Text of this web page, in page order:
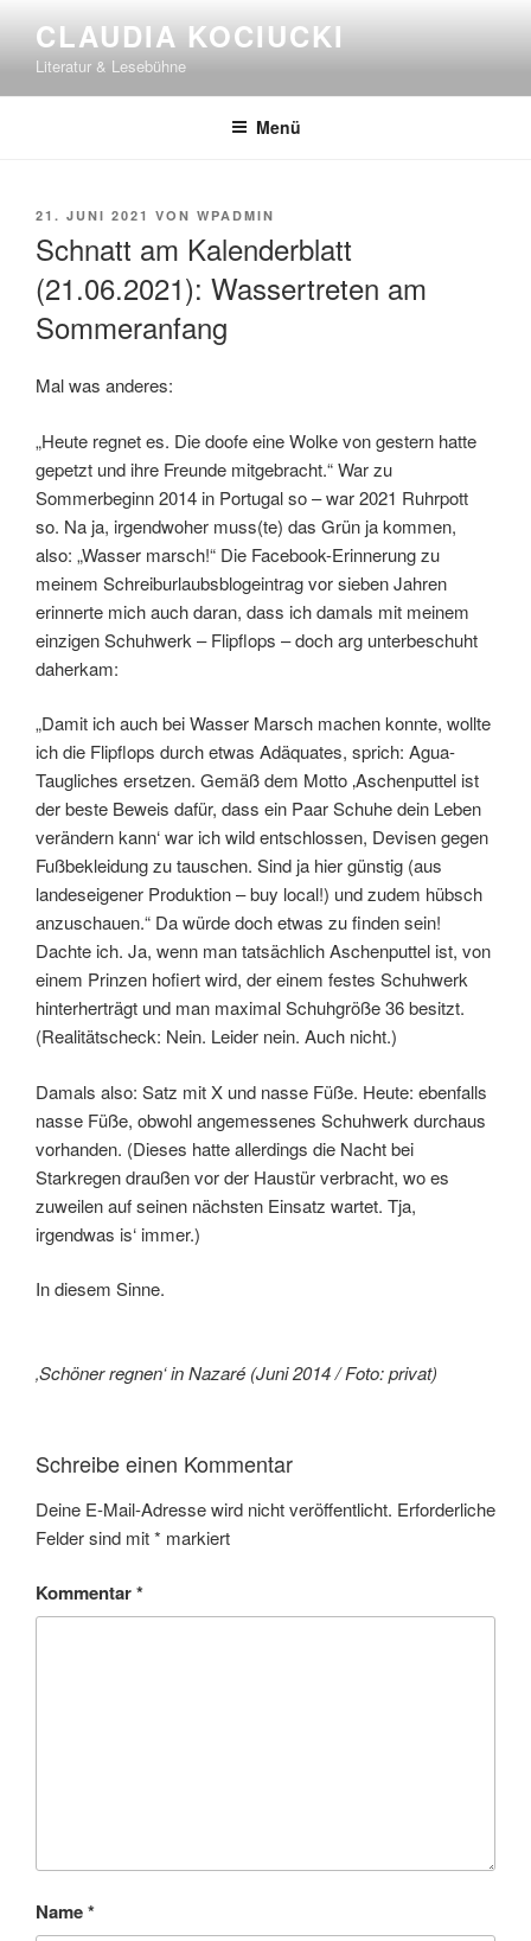
Inhalt
springen
CLAUDIA KOCIUCKI
Literatur & Lesebühne
Menü
VERÖFFENTLICHT
21. JUNI 2021 VON WPADMIN
Schnatt am Kalenderblatt
(21.06.2021): Wassertreten am
Sommeranfang
Mal was anderes:
„Heute regnet es. Die doofe eine Wolke von gestern hatte
gepetzt und ihre Freunde mitgebracht.“ War zu
Sommerbeginn 2014 in Portugal so – war 2021 Ruhrpott
so. Na ja, irgendwoher muss(te) das Grün ja kommen,
also: „Wasser marsch!“ Die Facebook-Erinnerung zu
meinem Schreiburlaubsblogeintrag vor sieben Jahren
erinnerte mich auch daran, dass ich damals mit meinem
einzigen Schuhwerk – Flipflops – doch arg unterbeschuht
daherkam:
„Damit ich auch bei Wasser Marsch machen konnte, wollte
ich die Flipflops durch etwas Adäquates, sprich: Agua-
Taugliches ersetzen. Gemäß dem Motto ‚Aschenputtel ist
der beste Beweis dafür, dass ein Paar Schuhe dein Leben
verändern kann‘ war ich wild entschlossen, Devisen gegen
Fußbekleidung zu tauschen. Sind ja hier günstig (aus
landeseigener Produktion – buy local!) und zudem hübsch
anzuschauen.“ Da würde doch etwas zu finden sein!
Dachte ich. Ja, wenn man tatsächlich Aschenputtel ist, von
einem Prinzen hofiert wird, der einem festes Schuhwerk
hinterherträgt und man maximal Schuhgröße 36 besitzt.
(Realitätscheck: Nein. Leider nein. Auch nicht.)
Damals also: Satz mit X und nasse Füße. Heute: ebenfalls
nasse Füße, obwohl angemessenes Schuhwerk durchaus
vorhanden. (Dieses hatte allerdings die Nacht bei
Starkregen draußen vor der Haustür verbracht, wo es
zuweilen auf seinen nächsten Einsatz wartet. Tja,
irgendwas is‘ immer.)
In diesem Sinne.
‚Schöner regnen‘ in Nazaré (Juni 2014 / Foto: privat)
Schreibe einen Kommentar
Deine E-Mail-Adresse wird nicht veröffentlicht. Erforderliche
Felder sind mit* markiert
Kommentar*
Name*